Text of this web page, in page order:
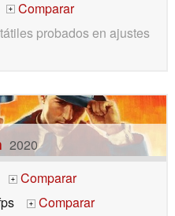
+
Comparar
probados en ajustes
2020
+
Comparar
+
Comparar